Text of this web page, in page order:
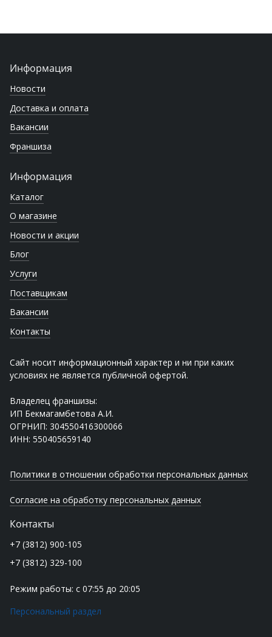
Информация
Новости
Доставка и оплата
Вакансии
Франшиза
Информация
Каталог
О магазине
Новости и акции
Блог
Услуги
Поставщикам
Вакансии
Контакты
Сайт носит информационный характер и ни при каких
условиях не является публичной офертой.
Владелец франшизы:
ИП Бекмагамбетова А.И.
ОГРНИП: 304550416300066
ИНН: 550405659140
Политики в отношении обработки персональных данных
Согласие на обработку персональных данных
Контакты
+7 (3812) 900-105
+7 (3812) 329-100
Режим работы: с 07:55 до 20:05
Персональный раздел